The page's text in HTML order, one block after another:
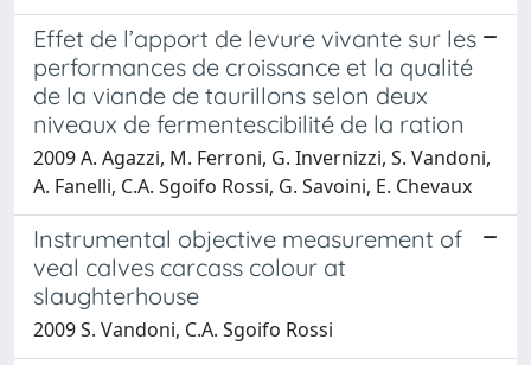
Effet de l’apport de levure vivante sur les
performances de croissance et la qualité
de la viande de taurillons selon deux
niveaux de fermentescibilité de la ration
2009 A. Agazzi, M. Ferroni, G. Invernizzi, S. Vandoni,
A. Fanelli, C.A. Sgoifo Rossi, G. Savoini, E. Chevaux
Instrumental objective measurement of
veal calves carcass colour at
slaughterhouse
2009 S. Vandoni, C.A. Sgoifo Rossi